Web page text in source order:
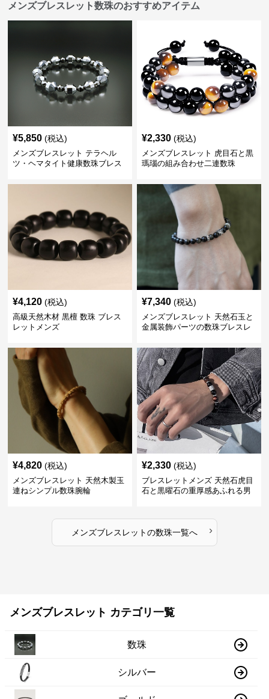
メンズブレスレット数珠のおすすめアイテム
¥5,850 (税込)
メンズブレスレット テラヘル
ツ・ヘマタイト健康数珠ブレス
¥2,330 (税込)
メンズブレスレット 虎目石と黒
瑪瑙の組み合わせ二連数珠
¥4,120 (税込)
高級天然木材 黒檀 数珠 ブレス
レットメンズ
¥7,340 (税込)
メンズブレスレット 天然石玉と
金属装飾パーツの数珠ブレスレ
¥4,820 (税込)
メンズブレスレット 天然木製玉
連ねシンプル数珠腕輪
¥2,330 (税込)
ブレスレットメンズ 天然石虎目
石と黒曜石の重厚感あふれる男
メンズブレスレットの数珠一覧へ ›
メンズブレスレット カテゴリ一覧
数珠
シルバー